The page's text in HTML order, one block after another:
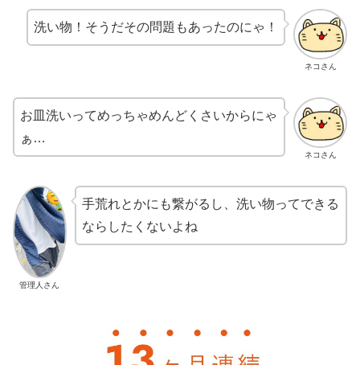
ネコさん
洗い物！そうだその問題もあったのにゃ！
ネコさん
お皿洗いってめっちゃめんどくさいからにゃ
ぁ…
管理人さん
手荒れとかにも繋がるし、洗い物ってできる
ならしたくないよね